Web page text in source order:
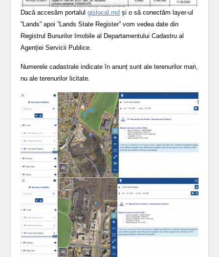
Dacă accesăm portalulgislocal.md și o să conectăm layer-ul
”Lands” apoi ”Lands State Register” vom vedea date din
Registrul Bunurilor Imobile al Departamentului Cadastru al
Agenției Servicii Publice.
Numerele cadastrale indicate în anunț sunt ale terenurilor mari,
nu ale terenurilor licitate.